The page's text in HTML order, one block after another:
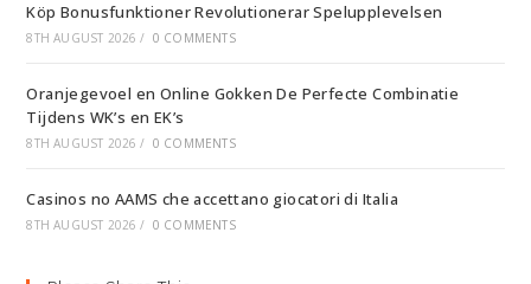
Köp Bonusfunktioner Revolutionerar Spelupplevelsen
8TH AUGUST 2026 / 0 COMMENTS
Oranjegevoel en Online Gokken De Perfecte Combinatie
Tijdens WK’s en EK’s
8TH AUGUST 2026 / 0 COMMENTS
Casinos no AAMS che accettano giocatori di Italia
8TH AUGUST 2026 / 0 COMMENTS